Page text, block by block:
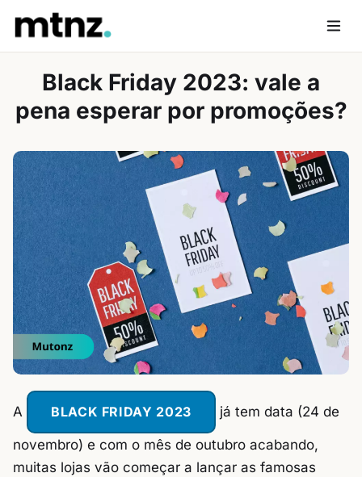
content
Black Friday 2023: vale a
pena esperar por promoções?
A BLACK FRIDAY 2023 já tem data (24 de
novembro) e com o mês de outubro acabando,
muitas lojas vão começar a lançar as famosas